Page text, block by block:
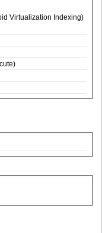
Virtualization Indexing)